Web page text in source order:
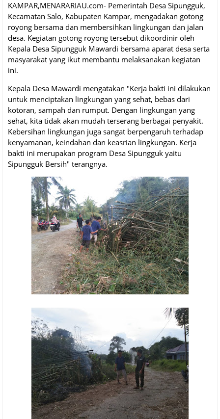
KAMPAR,MENARARIAU.com- Pemerintah Desa Sipungguk,
Kecamatan Salo, Kabupaten Kampar, mengadakan gotong
royong bersama dan membersihkan lingkungan dan jalan
desa. Kegiatan gotong royong tersebut dikoordinir oleh
Kepala Desa Sipungguk Mawardi bersama aparat desa serta
masyarakat yang ikut membantu melaksanakan kegiatan
ini.
Kepala Desa Mawardi mengatakan "Kerja bakti ini dilakukan
untuk menciptakan lingkungan yang sehat, bebas dari
kotoran, sampah dan rumput. Dengan lingkungan yang
sehat, kita tidak akan mudah terserang berbagai penyakit.
Kebersihan lingkungan juga sangat berpengaruh terhadap
kenyamanan, keindahan dan keasrian lingkungan. Kerja
bakti ini merupakan program Desa Sipungguk yaitu
Sipungguk Bersih" terangnya.